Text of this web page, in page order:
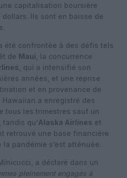
capitalisation boursière
dollars. Ils sont en baisse de
été confrontée à des défis tels
de Maui , la concurrence
, qui a intensifié son
années, et une reprise
et en provenance de
Hawaiian a enregistré des
tous les trimestres sauf un
qu’Alaska Airlines et
retrouvé une base financière
pandémie s’est atténuée.
a déclaré dans un
pleinement engagés à